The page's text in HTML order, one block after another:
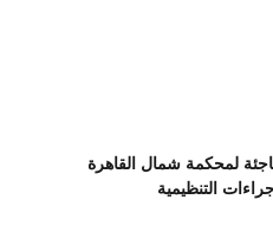
لمحكمة شمال القاهرة
التنظيمية